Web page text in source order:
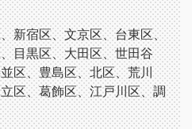
新宿区、文京区、台東区、
目黒区、大田区、世田谷
区、豊島区、北区、荒川
区、葛飾区、江戸川区、調